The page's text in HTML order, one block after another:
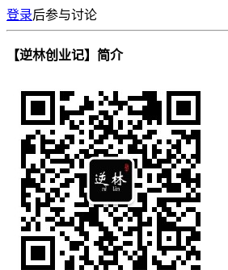
登录后参与讨论
【逆林创业记】简介